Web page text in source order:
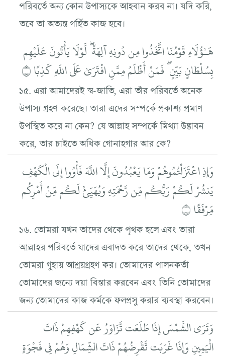
পরিবর্তে অন্য কোন উপাস্যকে আহবান করব না। যদি করি,
তবে তা অত্যন্ত গর্হিত কাজ হবে।
هَـٰؤُلَاءِ قَوْمُنَا اتَّخَذُوا مِن دُونِهِ آلِهَةً ۖ لَّوْلَا يَأْتُونَ عَلَيْهِم
بِسُلْطَانٍ بَيِّنٍ ۖ فَمَنْ أَظْلَمُ مِمَّنِ افْتَرَىٰ عَلَى اللَّهِ كَذِبًا ۝
১৫. এরা আমাদেরই স্ব-জাতি, এরা তাঁর পরিবর্তে অনেক
উপাস্য গ্রহণ করেছে। তারা এদের সম্পর্কে প্রকাশ্য প্রমাণ
উপস্থিত করে না কেন? যে আল্লাহ সম্পর্কে মিথ্যা উদ্ভাবন
করে, তার চাইতে অধিক গোনাহগার আর কে?
وَإِذِ اعْتَزَلْتُمُوهُمْ وَمَا يَعْبُدُونَ إِلَّا اللَّهَ فَأْوُوا إِلَى الْكَهْفِ
يَنشُرْ لَكُمْ رَبُّكُم مِّن رَّحْمَتِهِ وَيُهَيِّئْ لَكُم مِّنْ أَمْرِكُم
مِّرْفَقًا ۝
১৬. তোমরা যখন তাদের থেকে পৃথক হলে এবং তারা
আল্লাহর পরিবর্তে যাদের এবাদত করে তাদের থেকে, তখন
তোমরা গুহায় আশ্রয়গ্রহণ কর। তোমাদের পালনকর্তা
তোমাদের জন্যে দয়া বিস্তার করবেন এবং তিনি তোমাদের
জন্য তোমাদের কাজ কর্মকে ফলপ্রসু করার ব্যবস্থা করবেন।
وَتَرَى الشَّمْسَ إِذَا طَلَعَت تَّزَاوَرُ عَن كَهْفِهِمْ ذَاتَ
الْيَمِينِ وَإِذَا غَرَبَت تَّقْرِضُهُمْ ذَاتَ الشِّمَالِ وَهُمْ فِي فَجْوَةٍ